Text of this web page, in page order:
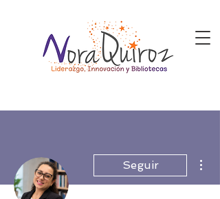
Seguir